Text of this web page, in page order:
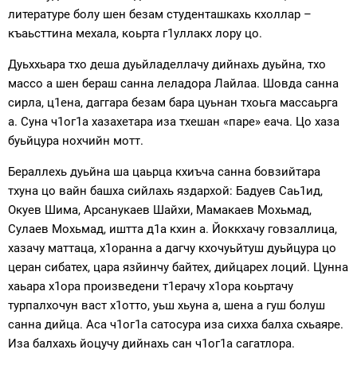
литературе болу шен безам студенташкахь кхоллар –
къаьсттина мехала, коьрта г1уллакх лору цо.
Дуьххьара тхо деша дуьйладеллачу дийнахь дуьйна, тхо
массо а шен бераш санна леладора Лайлаа. Шовда санна
сирла, ц1ена, даггара безам бара цуьнан тхоьга массаьрга
а. Суна ч1ог1а хазахетара иза тхешан «паре» еача. Цо хаза
буьйцура нохчийн мотт.
Бераллехь дуьйна ша цаьрца кхиъча санна бовзийтара
тхуна цо вайн башха сийлахь яздархой: Бадуев Саь1ид,
Окуев Шима, Арсанукаев Шайхи, Мамакаев Мохьмад,
Сулаев Мохьмад, иштта д1а кхин а. Йоккхачу говзаллица,
хазачу маттаца, х1оранна а дагчу кхочуьйтуш дуьйцура цо
церан сибатех, цара язйинчу байтех, дийцарех лоций. Цунна
хаьара х1ора произведени т1ерачу х1ора коьртачу
турпалхочун васт х1отто, уьш хьуна а, шена а гуш болуш
санна дийца. Аса ч1ог1а сатосура иза сихха балха схьаяре.
Иза балхахь йоцучу дийнахь сан ч1ог1а сагатлора.